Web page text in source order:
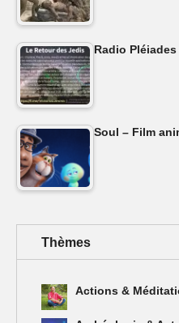
Radio
Soul – Film
Thèmes
Actions &